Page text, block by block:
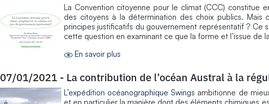
La Convention citoyenne pour le climat (CCC) constitue
des citoyens à la détermination des choix publics.
principes justificatifs du gouvernement représentatif ? Ce
cette question en examinant ce que la forme et l’issue
En savoir plus
07/01/2021 - La contribution de l’océan Austral à la
L’expédition océanographique Swings ambitionne de